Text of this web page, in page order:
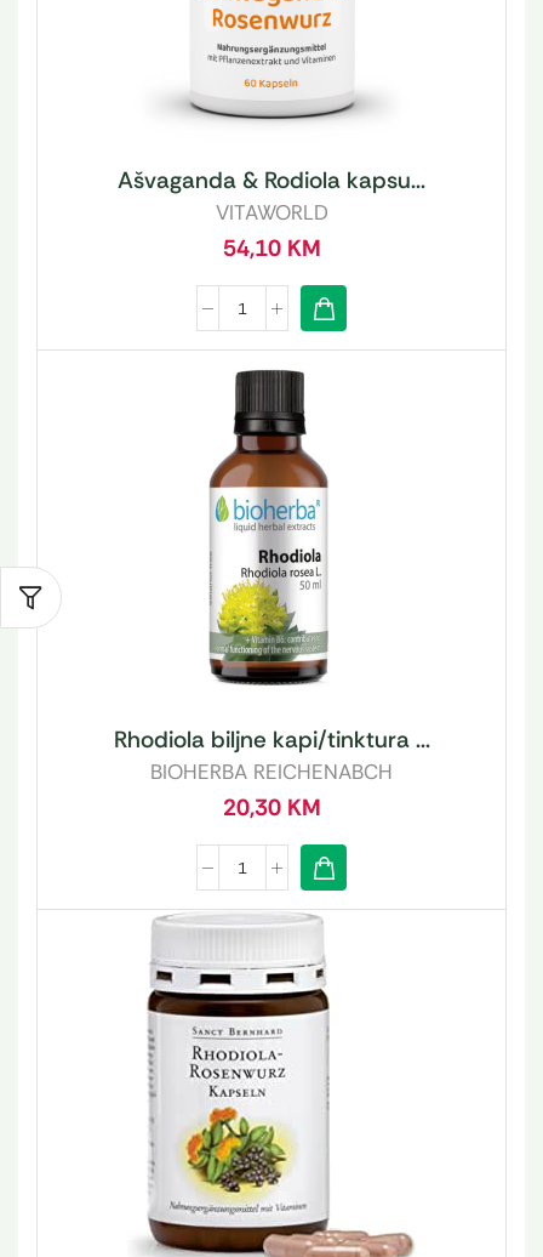
Ašvaganda & Rodiola kapsu...
VITAWORLD
54,10 KM
Rhodiola biljne kapi/tinktura ...
BIOHERBA REICHENABCH
20,30 KM